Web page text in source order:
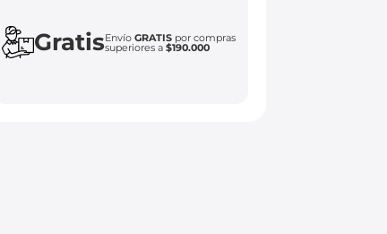
GratisEnvío GRATISpor compras
superiores a $190.000